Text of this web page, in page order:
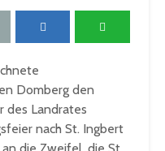
Domberg den
des Landrates
nach St. Ingbert